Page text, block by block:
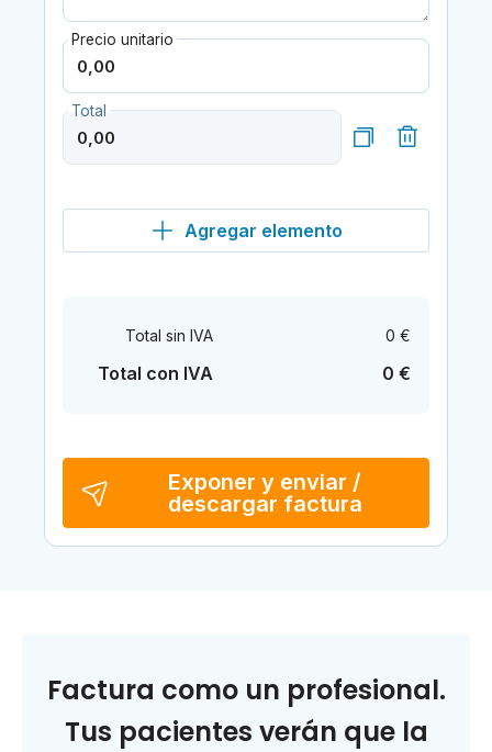
Precio unitario
Total
Agregar elemento
Total sin IVA 0 €
Total con IVA 0 €
Exponer y enviar /
descargar factura
Factura como un profesional.
Tus pacientes verán que la